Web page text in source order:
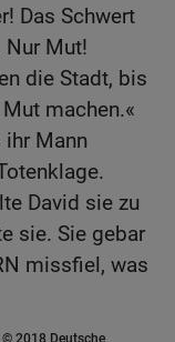
Das Schwert
Nur Mut!
die Stadt, bis
machen.«
Mann
David sie zu
sie. Sie gebar
missfiel, was